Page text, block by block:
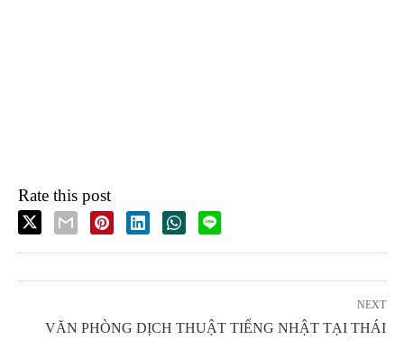
Rate this post
NEXT
VĂN PHÒNG DỊCH THUẬT TIẾNG NHẬT TẠI THÁI